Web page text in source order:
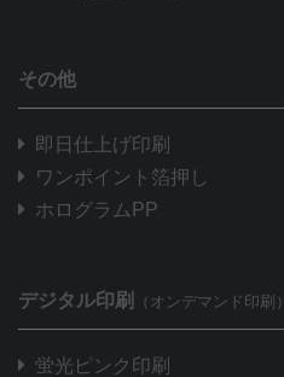
その他
即日仕上げ印刷
ワンポイント箔押し
ホログラムPP
デジタル印刷 （オンデマンド印刷）
蛍光ピンク印刷